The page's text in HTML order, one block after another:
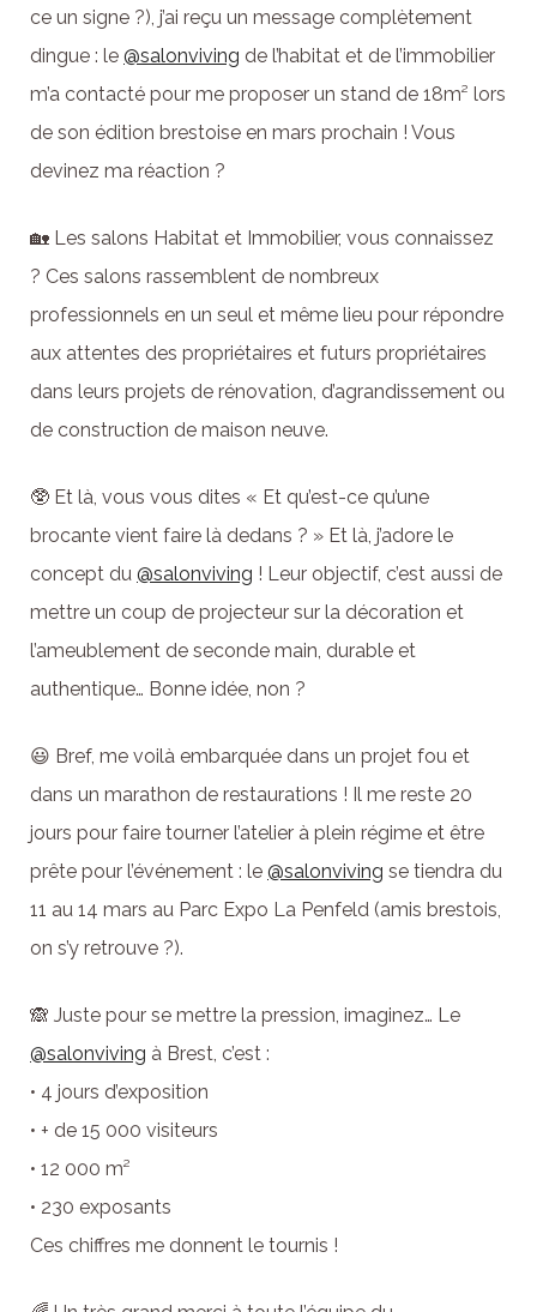
ce un signe ?), j’ai reçu un message complètement
dingue : le @salonviving de l’habitat et de l’immobilier
m’a contacté pour me proposer un stand de 18m² lors
de son édition brestoise en mars prochain ! Vous
devinez ma réaction ?
🏡 Les salons Habitat et Immobilier, vous connaissez
? Ces salons rassemblent de nombreux
professionnels en un seul et même lieu pour répondre
aux attentes des propriétaires et futurs propriétaires
dans leurs projets de rénovation, d’agrandissement ou
de construction de maison neuve.
🥸 Et là, vous vous dites « Et qu’est-ce qu’une
brocante vient faire là dedans ? » Et là, j’adore le
concept du @salonviving ! Leur objectif, c’est aussi de
mettre un coup de projecteur sur la décoration et
l’ameublement de seconde main, durable et
authentique… Bonne idée, non ?
😃 Bref, me voilà embarquée dans un projet fou et
dans un marathon de restaurations ! Il me reste 20
jours pour faire tourner l’atelier à plein régime et être
prête pour l’événement : le @salonviving se tiendra du
11 au 14 mars au Parc Expo La Penfeld (amis brestois,
on s’y retrouve ?).
🙈 Juste pour se mettre la pression, imaginez… Le
@salonviving à Brest, c’est :
• 4 jours d’exposition
• + de 15 000 visiteurs
• 12 000 m²
• 230 exposants
Ces chiffres me donnent le tournis !